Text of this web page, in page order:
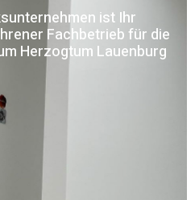
ist Ihr
Fachbetrieb für die
Herzogtum Lauenburg